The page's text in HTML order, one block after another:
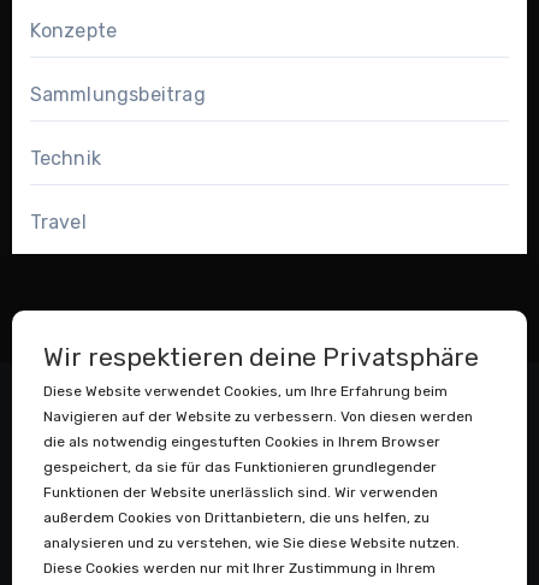
Konzepte
Sammlungsbeitrag
Technik
Travel
Datenstaubsauger
Wir respektieren deine Privatsphäre
Diese Website verwendet Cookies, um Ihre Erfahrung beim
Navigieren auf der Website zu verbessern. Von diesen werden
die als notwendig eingestuften Cookies in Ihrem Browser
gespeichert, da sie für das Funktionieren grundlegender
Funktionen der Website unerlässlich sind. Wir verwenden
außerdem Cookies von Drittanbietern, die uns helfen, zu
analysieren und zu verstehen, wie Sie diese Website nutzen.
Diese Cookies werden nur mit Ihrer Zustimmung in Ihrem